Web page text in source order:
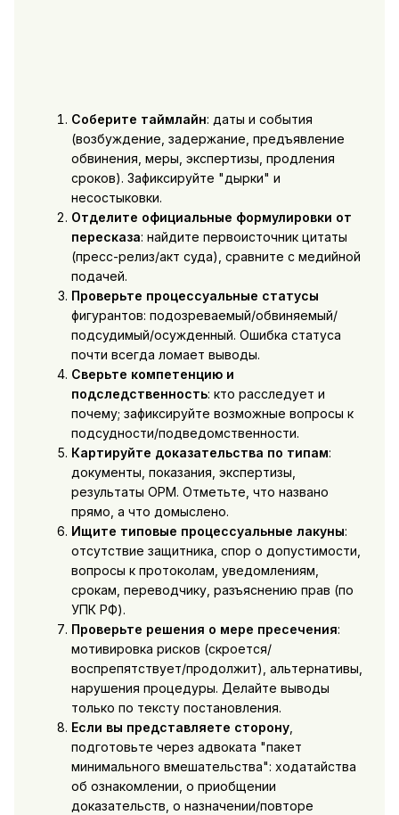
Соберите таймлайн: даты и события
(возбуждение, задержание, предъявление
обвинения, меры, экспертизы, продления
сроков). Зафиксируйте "дырки" и
несостыковки.
Отделите официальные формулировки от
пересказа: найдите первоисточник цитаты
(пресс-релиз/акт суда), сравните с медийной
подачей.
Проверьте процессуальные статусы
фигурантов: подозреваемый/обвиняемый/
подсудимый/осужденный. Ошибка статуса
почти всегда ломает выводы.
Сверьте компетенцию и
подследственность: кто расследует и
почему; зафиксируйте возможные вопросы к
подсудности/подведомственности.
Картируйте доказательства по типам:
документы, показания, экспертизы,
результаты ОРМ. Отметьте, что названо
прямо, а что домыслено.
Ищите типовые процессуальные лакуны:
отсутствие защитника, спор о допустимости,
вопросы к протоколам, уведомлениям,
срокам, переводчику, разъяснению прав (по
УПК РФ).
Проверьте решения о мере пресечения:
мотивировка рисков (скроется/
воспрепятствует/продолжит), альтернативы,
нарушения процедуры. Делайте выводы
только по тексту постановления.
Если вы представляете сторону,
подготовьте через адвоката "пакет
минимального вмешательства": ходатайства
об ознакомлении, о приобщении
доказательств, о назначении/повторе